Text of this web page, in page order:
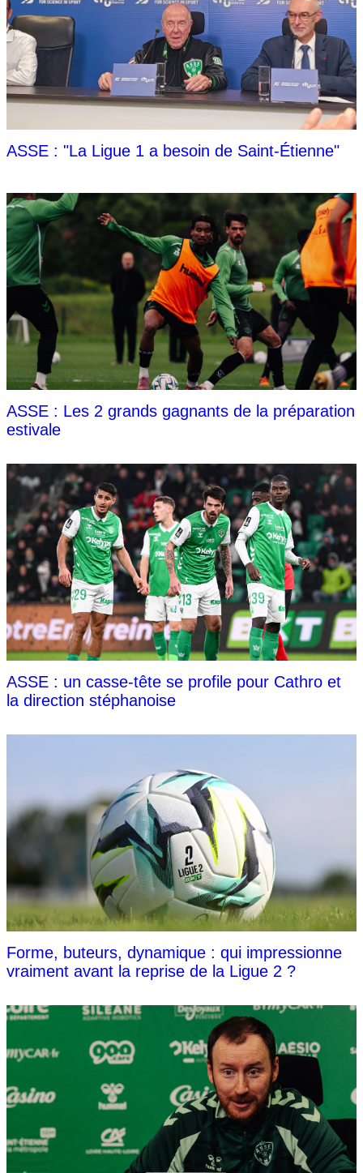
ASSE : "La Ligue 1 a besoin de Saint-Étienne"
ASSE : Les 2 grands gagnants de la préparation
estivale
ASSE : un casse-tête se profile pour Cathro et
la direction stéphanoise
Forme, buteurs, dynamique : qui impressionne
vraiment avant la reprise de la Ligue 2 ?